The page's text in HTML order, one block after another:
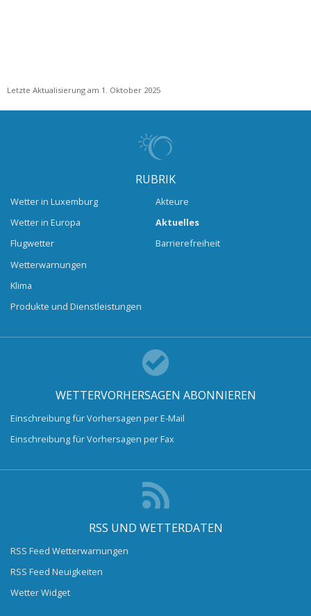
Letzte Aktualisierung am 1. Oktober 2025
RUBRIK
Wetter in Luxemburg
Wetter in Europa
Flugwetter
Wetterwarnungen
Klima
Produkte und Dienstleistungen
Akteure
Aktuelles
Barrierefreiheit
WETTERVORHERSAGEN ABONNIEREN
Einschreibung für Vorhersagen per E-Mail
Einschreibung für Vorhersagen per Fax
RSS UND WETTERDATEN
RSS Feed Wetterwarnungen
RSS Feed Neuigkeiten
Wetter Widget